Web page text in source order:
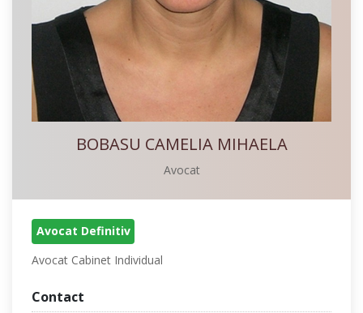
BOBASU CAMELIA MIHAELA
Avocat
Avocat Definitiv
Avocat Cabinet Individual
Contact